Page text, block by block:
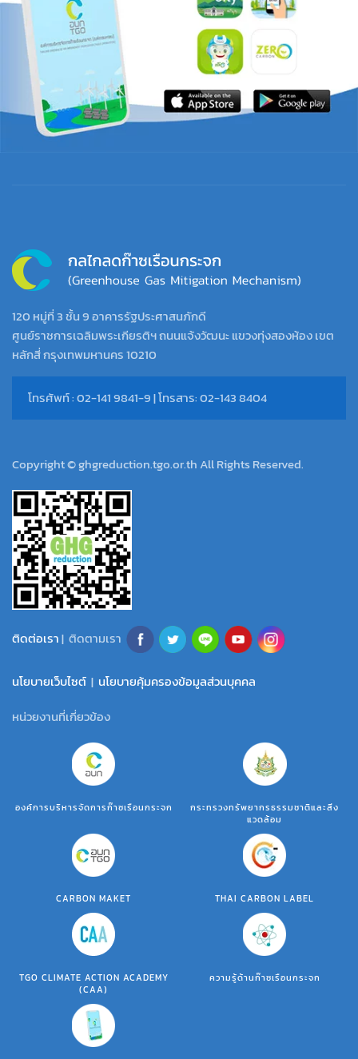
120 หมู่ที่ 3 ชั้น 9 อาคารรัฐประศาสนภักดี
ศูนย์ราชการเฉลิมพระเกียรติฯ ถนนแจ้งวัฒนะ แขวงทุ่งสองห้อง เขต
หลักสี่ กรุงเทพมหานคร 10210
โทรศัพท์ : 02-141 9841-9 | โทรสาร: 02-143 8404
Copyright © ghgreduction.tgo.or.th All Rights Reserved.
ติดต่อเรา| ติดตามเรา
นโยบายเว็บไซต์ | นโยบายคุ้มครองข้อมูลส่วนบุคคล
หน่วยงานที่เกี่ยวข้อง
องค์การบริหารจัดการก๊าซเรือนกระจก
กระทรวงทรัพยากรธรรมชาติและสิ่ง
แวดล้อม
CARBON MAKET THAI CARBON LABEL
TGO CLIMATE ACTION ACADEMY
(CAA)
ความรู้ด้านก๊าซเรือนกระจก